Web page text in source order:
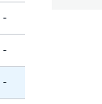
-
-
-